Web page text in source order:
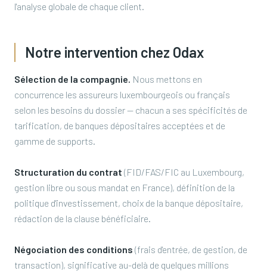
l'analyse globale de chaque client.
Notre intervention chez Odax
Sélection de la compagnie. Nous mettons en
concurrence les assureurs luxembourgeois ou français
selon les besoins du dossier — chacun a ses spécificités de
tarification, de banques dépositaires acceptées et de
gamme de supports.
Structuration du contrat (FID/FAS/FIC au Luxembourg,
gestion libre ou sous mandat en France), définition de la
politique d'investissement, choix de la banque dépositaire,
rédaction de la clause bénéficiaire.
Négociation des conditions (frais d'entrée, de gestion, de
transaction), significative au-delà de quelques millions